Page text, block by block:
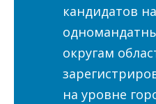
кандидатов
округам
на уровне